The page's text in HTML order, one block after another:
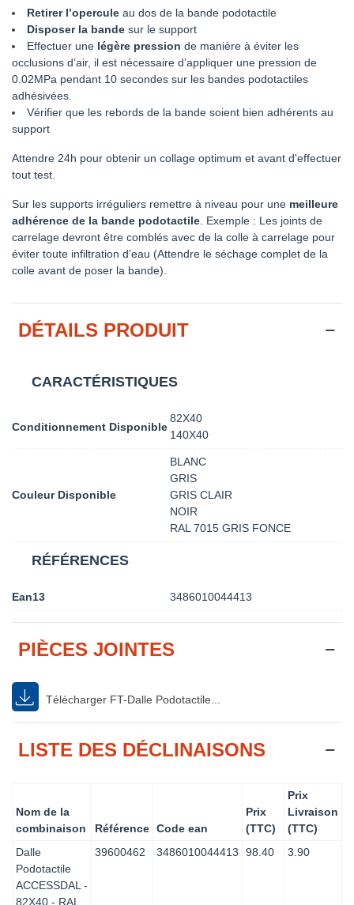
Retirer l’opercule au dos de la bande podotactile
Disposer la bande sur le support
Effectuer une légère pression de manière à éviter les
occlusions d’air, il est nécessaire d’appliquer une pression de
0.02MPa pendant 10 secondes sur les bandes podotactiles
adhésivées.
Vérifier que les rebords de la bande soient bien adhérents au
support
Attendre 24h pour obtenir un collage optimum et avant d'effectuer
tout test.
Sur les supports irréguliers remettre à niveau pour une meilleure
adhérence de la bande podotactile . Exemple : Les joints de
carrelage devront être comblés avec de la colle à carrelage pour
éviter toute infiltration d’eau (Attendre le séchage complet de la
colle avant de poser la bande).
DÉTAILS PRODUIT
CARACTÉRISTIQUES
Conditionnement Disponible
82X40
140X40
Couleur Disponible
BLANC
GRIS
GRIS CLAIR
NOIR
RAL 7015 GRIS FONCE
RÉFÉRENCES
Ean13 3486010044413
PIÈCES JOINTES
Télécharger FT-Dalle Podotactile...
LISTE DES DÉCLINAISONS
Nom de la
combinaison
Référence Code ean
Prix
(TTC)
Prix
Livraison
(TTC)
Dalle
Podotactile
ACCESSDAL -
82X40 - RAL
39600462 3486010044413 98.40 3.90